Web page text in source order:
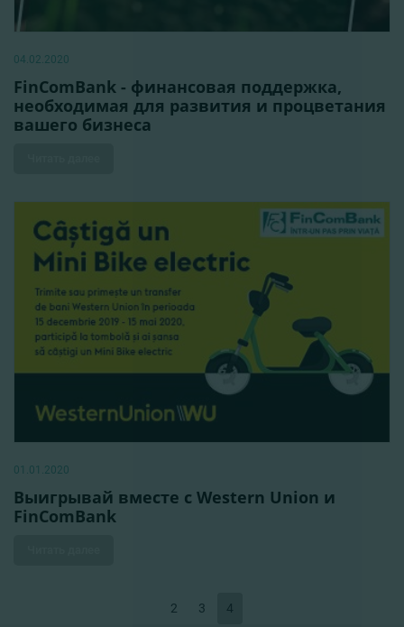
04.02.2020
FinComBank - финансовая поддержка,
необходимая для развития и процветания
вашего бизнеса
01.01.2020
Выигрывай вместе с Western Union и
FinComBank
2 3 4